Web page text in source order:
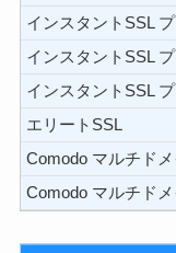
インスタントSSL
インスタントSSL
インスタントSSL
エリートSSL
Comodo マルチドメ
Comodo マルチド